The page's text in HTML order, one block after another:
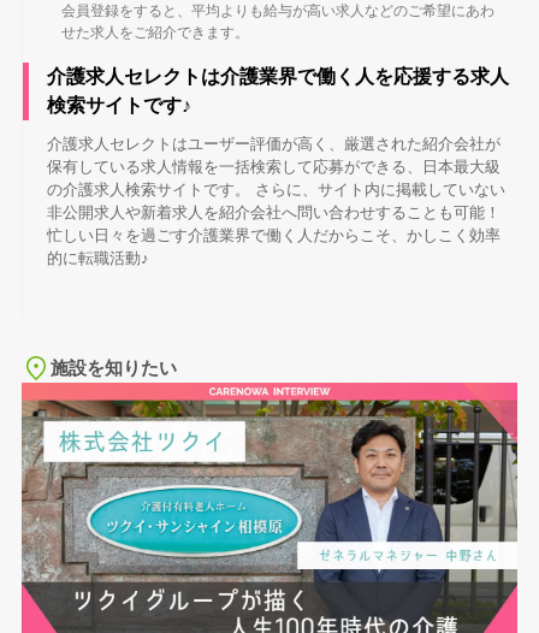
会員登録をすると、平均よりも給与が高い求人などのご希望にあわ
せた求人をご紹介できます。
介護求人セレクトは介護業界で働く人を応援する求人
検索サイトです♪
介護求人セレクトはユーザー評価が高く、厳選された紹介会社が
保有している求人情報を一括検索して応募ができる、日本最大級
の介護求人検索サイトです。 さらに、サイト内に掲載していない
非公開求人や新着求人を紹介会社へ問い合わせすることも可能！
忙しい日々を過ごす介護業界で働く人だからこそ、かしこく効率
的に転職活動♪
施設を知りたい